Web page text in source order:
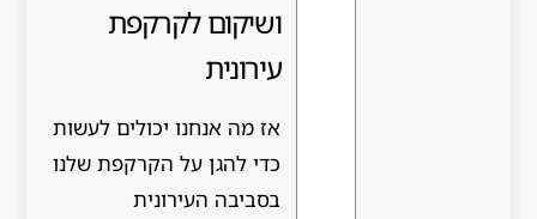
ושיקום לקרקפת
אז מה אנחנו יכולים לעשות
כדי להגן על הקרקפת שלנו
בסביבה העירונית